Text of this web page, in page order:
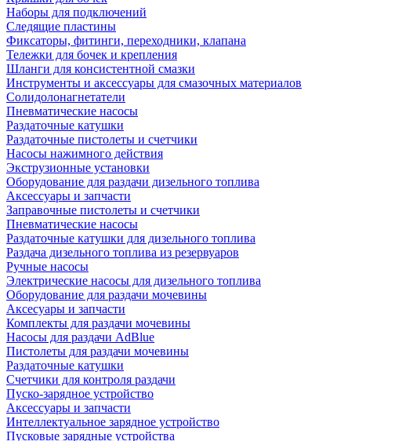
Наборы для подключений
Следящие пластины
Фиксаторы, фитинги, переходники, клапана
Тележки для бочек и крепления
Шланги для консистентной смазки
Инструменты и аксессуары для смазочных материалов
Солидолонагнетатели
Пневматические насосы
Раздаточные катушки
Раздаточные пистолеты и счетчики
Насосы нажимного действия
Экструзионные установки
Оборудование для раздачи дизельного топлива
Аксессуары и запчасти
Заправочные пистолеты и счетчики
Пневматические насосы
Раздаточные катушки для дизельного топлива
Раздача дизельного топлива из резервуаров
Ручные насосы
Электрические насосы для дизельного топлива
Оборудование для раздачи мочевины
Аксесуары и запчасти
Комплекты для раздачи мочевины
Насосы для раздачи AdBlue
Пистолеты для раздачи мочевины
Раздаточные катушки
Счетчики для контроля раздачи
Пуско-зарядное устройство
Аксессуары и запчасти
Интеллектуальное зарядное устройство
Пусковые зарядные устройства